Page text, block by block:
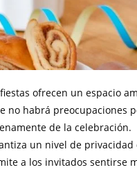
ofrecen un espacio
no habrá preocupaciones
de la celebración.
un nivel de
a los invitados sentirse